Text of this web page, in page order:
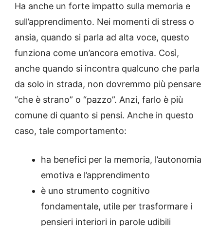
Ha anche un forte impatto sulla memoria e
sull’apprendimento. Nei momenti di stress o
ansia, quando si parla ad alta voce, questo
funziona come un’ancora emotiva. Così,
anche quando si incontra qualcuno che parla
da solo in strada, non dovremmo più pensare
“che è strano” o “pazzo”. Anzi, farlo è più
comune di quanto si pensi. Anche in questo
caso, tale comportamento:
ha benefici per la memoria, l’autonomia
emotiva e l’apprendimento
è uno strumento cognitivo
fondamentale, utile per trasformare i
pensieri interiori in parole udibili